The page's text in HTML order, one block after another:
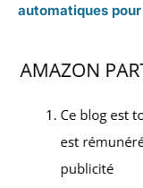
automatiques